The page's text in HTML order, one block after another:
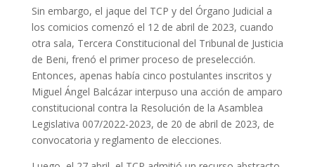
Sin embargo, el jaque del TCP y del Órgano Judicial a
los comicios comenzó el 12 de abril de 2023, cuando
otra sala, Tercera Constitucional del Tribunal de Justicia
de Beni, frenó el primer proceso de preselección.
Entonces, apenas había cinco postulantes inscritos y
Miguel Ángel Balcázar interpuso una acción de amparo
constitucional contra la Resolución de la Asamblea
Legislativa 007/2022-2023, de 20 de abril de 2023, de
convocatoria y reglamento de elecciones.